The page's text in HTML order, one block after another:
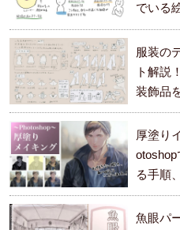
でいる
服装の
ト解説
装飾品
厚塗り
る手順
ます。
魚眼パ